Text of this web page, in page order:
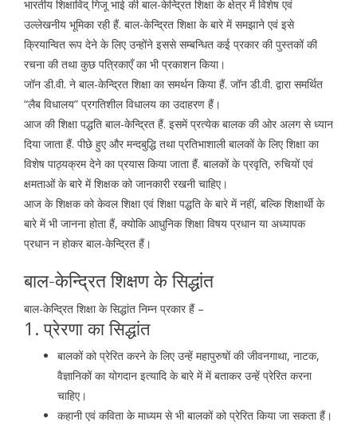
भारतीय शिक्षाविद् गिजू भाई की बाल-केन्द्रित शिक्षा के क्षेत्र में विशेष एवं
उल्लेखनीय भूमिका रही हैं. बाल-केन्द्रित शिक्षा के बारे में समझाने एवं इसे
क्रियान्वित रूप देने के लिए उन्होंने इससे सम्बन्धित कई प्रकार की पुस्तकों की
रचना की तथा कुछ पत्रिकाएँ का भी प्रकाशन किया।
जॉन डी.वी. ने बाल-केन्द्रित शिक्षा का समर्थन किया हैं. जॉन डी.वी. द्वारा समर्थित
“लैब विधालय” प्रगतिशील विधालय का उदाहरण हैं।
आज की शिक्षा पद्धति बाल-केन्द्रित हैं. इसमें प्रत्येक बालक की ओर अलग से ध्यान
दिया जाता हैं. पीछे हुए और मन्दबुद्धि तथा प्रतिभाशाली बालकों के लिए शिक्षा का
विशेष पाठ्यक्रम देने का प्रयास किया जाता हैं. बालकों के प्रवृति, रुचियों एवं
क्षमताओं के बारे में शिक्षक को जानकारी रखनी चाहिए।
आज के शिक्षक को केवल शिक्षा एवं शिक्षा पद्धति के बारे में नहीं, बल्कि शिक्षार्थी के
बारे में भी जानना होता हैं, क्योकि आधुनिक शिक्षा विषय प्रधान या अध्यापक
प्रधान न होकर बाल-केन्द्रित हैं।
बाल-केन्द्रित शिक्षण के सिद्धांत
बाल-केन्द्रित शिक्षा के सिद्धांत निम्न प्रकार हैं –
1. प्रेरणा का सिद्धांत
बालकों को प्रेरित करने के लिए उन्हें महापुरुषों की जीवनगाथा, नाटक,
वैज्ञानिकों का योगदान इत्यादि के बारे में में बताकर उन्हें प्रेरित करना
चाहिए।
कहानी एवं कविता के माध्यम से भी बालकों को प्रेरित किया जा सकता हैं।